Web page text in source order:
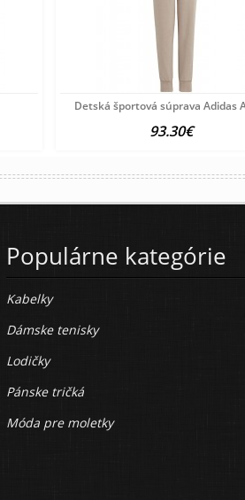
Detská športová súprava Adidas
93.30€
Populárne kategórie
Kabelky
Dámske tenisky
Lodičky
Pánske tričká
Móda pre moletky